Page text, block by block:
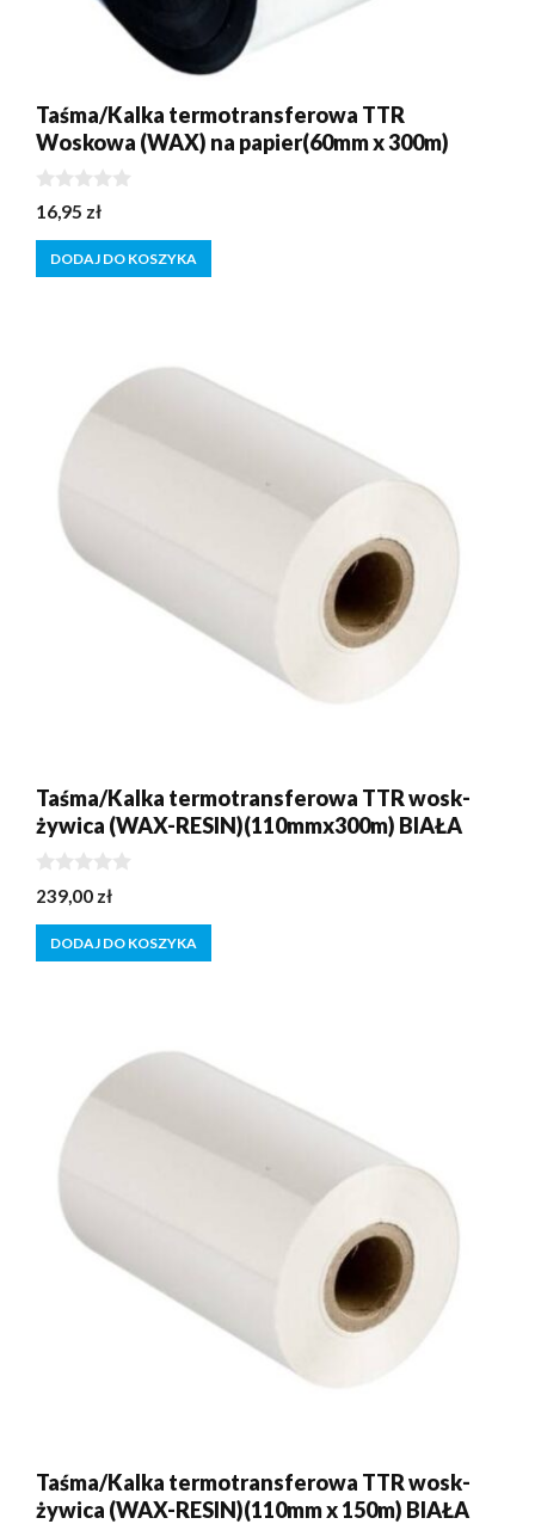
Taśma/Kalka termotransferowa TTR
Woskowa (WAX) na papier(60mm x 300m)
0
z
5
16,95 zł
DODAJ DO KOSZYKA
Taśma/Kalka termotransferowa TTR wosk-
żywica (WAX-RESIN)(110mmx300m) BIAŁA
0
z
5
239,00 zł
DODAJ DO KOSZYKA
Taśma/Kalka termotransferowa TTR wosk-
żywica (WAX-RESIN)(110mm x 150m) BIAŁA